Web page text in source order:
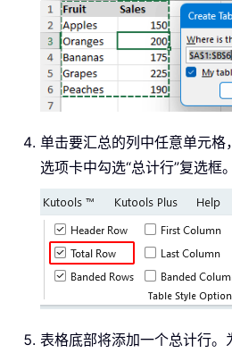
单击要汇总的列中任意单元格
选项卡中勾选“总计行”复选框。
表格底部将添加一个总计行。